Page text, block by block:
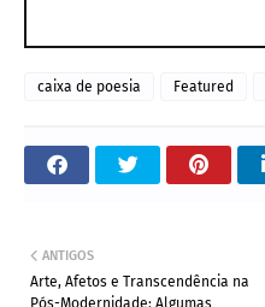
caixa de poesia Featured
ANTIGOS
Arte, Afetos e Transcendência na
Pós-Modernidade: Algumas